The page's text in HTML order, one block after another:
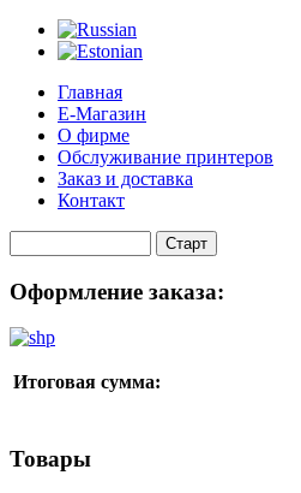
Главная
Е-Магазин
О фирме
Обслуживание принтеров
Заказ и доставка
Контакт
Оформление заказа:
Итоговая сумма:
Товары